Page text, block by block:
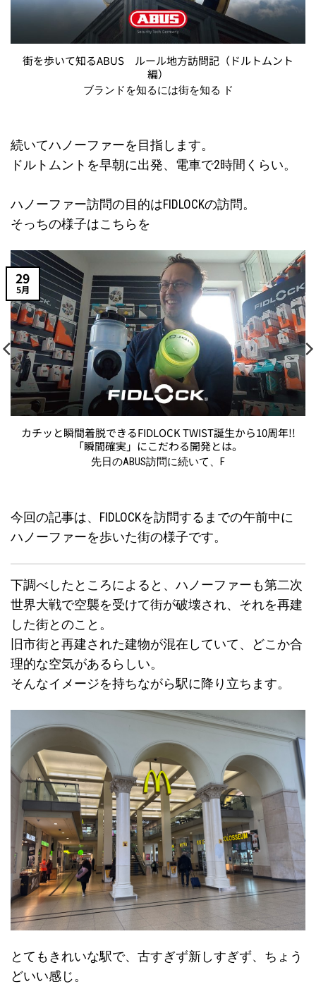
街を歩いて知るABUS ルール地方訪問記（ドルトムント
編）
ブランドを知るには街を知る ド
続いてハノーファーを目指します。
ドルトムントを早朝に出発、電車で2時間くらい。
ハノーファー訪問の目的はFIDLOCKの訪問。
そっちの様子はこちらを
カチッと瞬間着脱できるFIDLOCK TWIST誕生から10周年!!
「瞬間確実」にこだわる開発とは。
先日のABUS訪問に続いて、F
29
5月
今回の記事は、FIDLOCKを訪問するまでの午前中に
ハノーファーを歩いた街の様子です。
下調べしたところによると、ハノーファーも第二次
世界大戦で空襲を受けて街が破壊され、それを再建
した街とのこと。
旧市街と再建された建物が混在していて、どこか合
理的な空気があるらしい。
そんなイメージを持ちながら駅に降り立ちます。
とてもきれいな駅で、古すぎず新しすぎず、ちょう
どいい感じ。